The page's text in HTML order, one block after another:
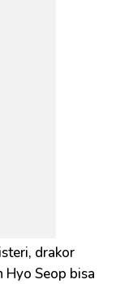
drakor
Hyo Seop bisa